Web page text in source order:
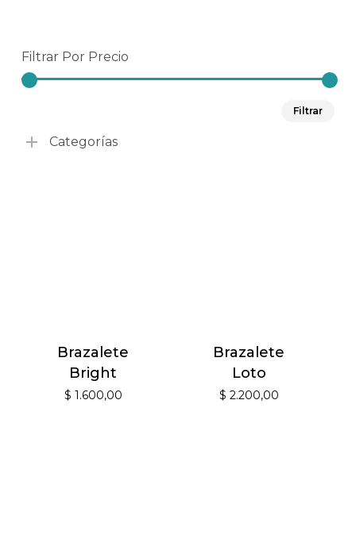
Filtrar Por Precio
Filtrar
Categorías
Brazalete
Bright
$ 1.600,00
Brazalete
Loto
$ 2.200,00